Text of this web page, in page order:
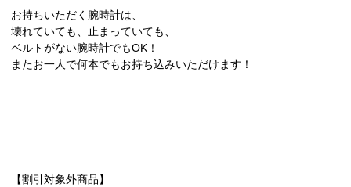
お持ちいただく腕時計は、
壊れていても、止まっていても、
ベルトがない腕時計でもOK！
またお一人で何本でもお持ち込みいただけます！
【割引対象外商品】